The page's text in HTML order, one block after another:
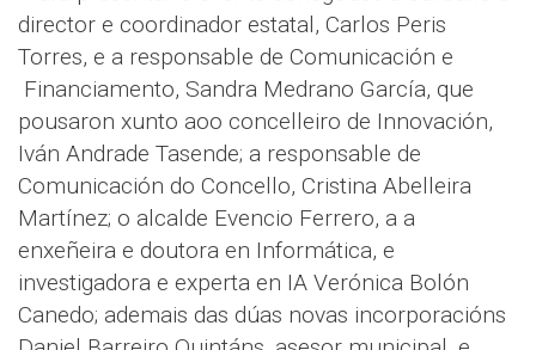
director e coordinador estatal, Carlos Peris
Torres, e a responsable de Comunicación e
Financiamento, Sandra Medrano García, que
pousaron xunto aoo concelleiro de Innovación,
Iván Andrade Tasende; a responsable de
Comunicación do Concello, Cristina Abelleira
Martínez; o alcalde Evencio Ferrero, a a
enxeñeira e doutora en Informática, e
investigadora e experta en IA Verónica Bolón
Canedo; ademais das dúas novas incorporacións